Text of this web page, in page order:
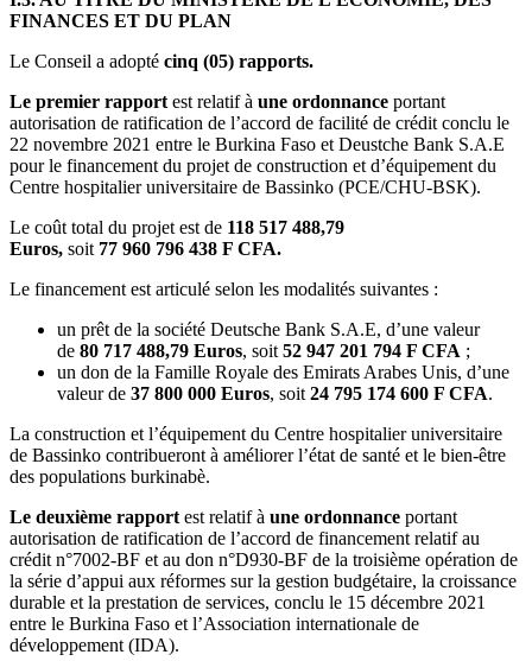
FINANCES ET DU PLAN
Le Conseil a adopté cinq (05) rapports.
Le premier rapport est relatif à une ordonnance portant
autorisation de ratification de l’accord de facilité de crédit conclu le
22 novembre 2021 entre le Burkina Faso et Deustche Bank S.A.E
pour le financement du projet de construction et d’équipement du
Centre hospitalier universitaire de Bassinko (PCE/CHU-BSK).
Le coût total du projet est de 118 517 488,79
Euros, soit 77 960 796 438 F CFA.
Le financement est articulé selon les modalités suivantes :
un prêt de la société Deutsche Bank S.A.E, d’une valeur
de 80 717 488,79 Euros, soit 52 947 201 794 F CFA ;
un don de la Famille Royale des Emirats Arabes Unis, d’une
valeur de 37 800 000 Euros, soit 24 795 174 600 F CFA.
La construction et l’équipement du Centre hospitalier universitaire
de Bassinko contribueront à améliorer l’état de santé et le bien-être
des populations burkinabè.
Le deuxième rapport est relatif à une ordonnance portant
autorisation de ratification de l’accord de financement relatif au
crédit n°7002-BF et au don n°D930-BF de la troisième opération de
la série d’appui aux réformes sur la gestion budgétaire, la croissance
durable et la prestation de services, conclu le 15 décembre 2021
entre le Burkina Faso et l’Association internationale de
développement (IDA).